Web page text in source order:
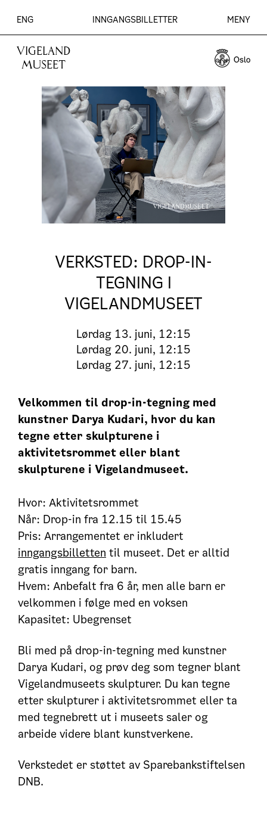
VIGELAND
MUSEET
INNGANGSBILLETTER
ENG MENY
VERKSTED: DROP-IN-
TEGNING I
VIGELANDMUSEET
Lørdag 13. juni, 12:15
Lørdag 20. juni, 12:15
Lørdag 27. juni, 12:15
Velkommen til drop-in-tegning med
kunstner Darya Kudari, hvor du kan
tegne etter skulpturene i
aktivitetsrommet eller blant
skulpturene i Vigelandmuseet.
Hvor: Aktivitetsrommet
Når: Drop-in fra 12.15 til 15.45
Pris: Arrangementet er inkludert
inngangsbilletten til museet. Det er alltid
gratis inngang for barn.
Hvem: Anbefalt fra 6 år, men alle barn er
velkommen i følge med en voksen
Kapasitet: Ubegrenset
Bli med på drop-in-tegning med kunstner
Darya Kudari, og prøv deg som tegner blant
Vigelandmuseets skulpturer. Du kan tegne
etter skulpturer i aktivitetsrommet eller ta
med tegnebrett ut i museets saler og
arbeide videre blant kunstverkene.
Verkstedet er støttet av Sparebankstiftelsen
DNB.